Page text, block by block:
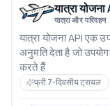
यात्रा योजना
यात्रा और परिवहन
यात्रा योजना API एक
अनुमति देता है जो
करते हैं
फ्री 7-दिवसीय ट्रायल